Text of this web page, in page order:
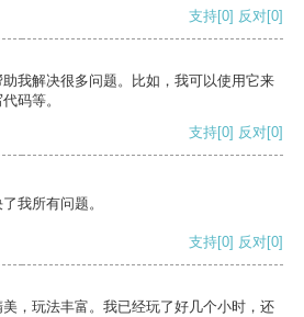
支持[0] 反对[0]
我解决很多问题。比如，我可以使用它来
码等。
支持[0] 反对[0]
我所有问题。
支持[0] 反对[0]
，玩法丰富。我已经玩了好几个小时，还